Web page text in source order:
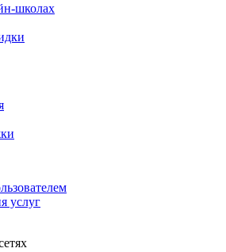
школах
услуг